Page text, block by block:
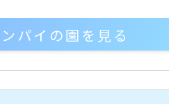
パイの園を見る